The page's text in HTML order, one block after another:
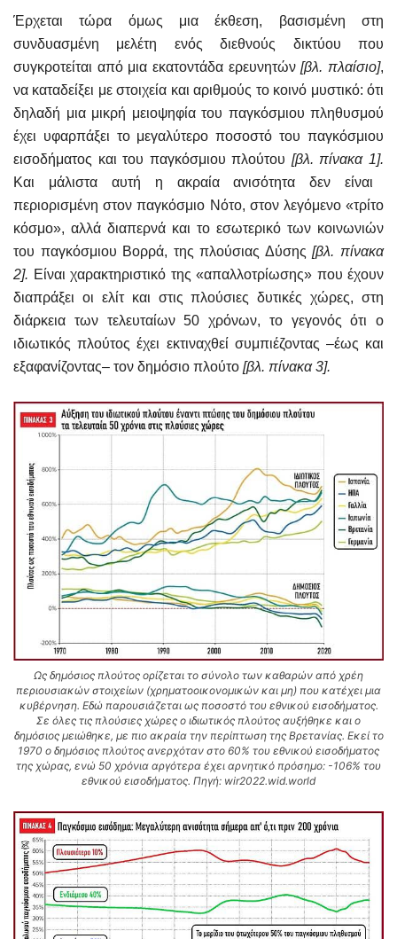
Έρχεται τώρα όμως μια έκθεση, βασισμένη στη
συνδυασμένη μελέτη ενός διεθνούς δικτύου που
συγκροτείται από μια εκατοντάδα ερευνητών[βλ. πλαίσιο],
να καταδείξει με στοιχεία και αριθμούς το κοινό μυστικό: ότι
δηλαδή μια μικρή μειοψηφία του παγκόσμιου πληθυσμού
έχει υφαρπάξει το μεγαλύτερο ποσοστό του παγκόσμιου
εισοδήματος και του παγκόσμιου πλούτου [βλ. πίνακα 1].
Και μάλιστα αυτή η ακραία ανισότητα δεν είναι
περιορισμένη στον παγκόσμιο Νότο, στον λεγόμενο «τρίτο
κόσμο», αλλά διαπερνά και το εσωτερικό των κοινωνιών
του παγκόσμιου Βορρά, της πλούσιας Δύσης[βλ. πίνακα
2]. Είναι χαρακτηριστικό της «απαλλοτρίωσης» που έχουν
διαπράξει οι ελίτ και στις πλούσιες δυτικές χώρες, στη
διάρκεια των τελευταίων 50 χρόνων, το γεγονός ότι ο
ιδιωτικός πλούτος έχει εκτιναχθεί συμπιέζοντας –έως και
εξαφανίζοντας– τον δημόσιο πλούτο [βλ. πίνακα 3].
Ως δημόσιος πλούτος ορίζεται το σύνολο των καθαρών από χρέη
περιουσιακών στοιχείων (χρηματοοικονομικών και μη) που κατέχει μια
κυβέρνηση. Εδώ παρουσιάζεται ως ποσοστό του εθνικού εισοδήματος.
Σε όλες τις πλούσιες χώρες ο ιδιωτικός πλούτος αυξήθηκε και ο
δημόσιος μειώθηκε, με πιο ακραία την περίπτωση της Βρετανίας. Εκεί το
1970 ο δημόσιος πλούτος ανερχόταν στο 60% του εθνικού εισοδήματος
της χώρας, ενώ 50 χρόνια αργότερα έχει αρνητικό πρόσημο: -106% του
εθνικού εισοδήματος. Πηγή: wir2022.wid.world